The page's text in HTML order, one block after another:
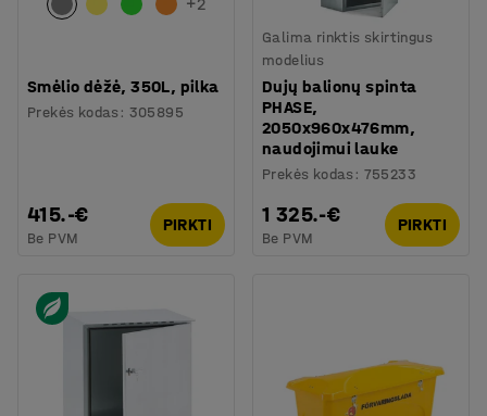
Smėlio dėžė, 350L, pilka
Prekės kodas : 305895
415.-€
Be PVM
PIRKTI
Galima rinktis skirtingus
modelius
Dujų balionų spinta
PHASE,
2050x960x476mm,
naudojimui lauke
Prekės kodas : 755233
1 325.-€
Be PVM
PIRKTI